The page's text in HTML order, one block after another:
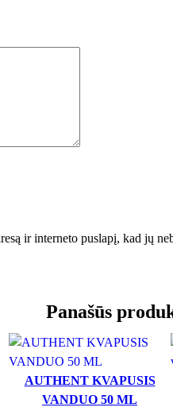
ir interneto puslapį, kad jų
Panašūs
AUTHENT KVAPUSIS
VANDUO 50 ML